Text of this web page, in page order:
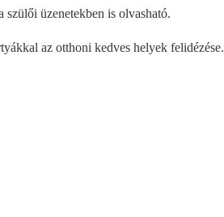
üzenetekben is olvasható.
az otthoni kedves helyek felidézése.